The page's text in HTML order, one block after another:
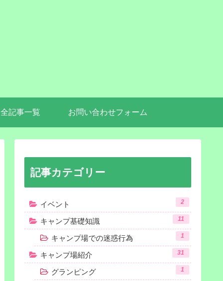
全記事一覧 お問い合わせフォーム
記事カテゴリー
イベント 2
キャンプ基礎知識 11
キャンプ場での迷惑行為 1
キャンプ場紹介 31
グランピング 1